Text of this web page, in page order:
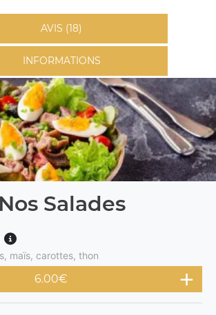
AVIS (18)
INFORMATIONS
Nos Salades
maïs, carottes, thon
6.00€